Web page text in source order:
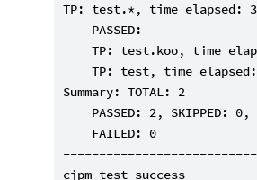
TP: test.*, time elapsed:
    PASSED:
TP: test.koo, time
TP: test, time
Summary: TOTAL: 2
PASSED: 2, SKIPPED: 0,
    FAILED: 0